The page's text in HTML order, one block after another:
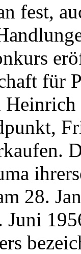
fest,
für
28.
Juni